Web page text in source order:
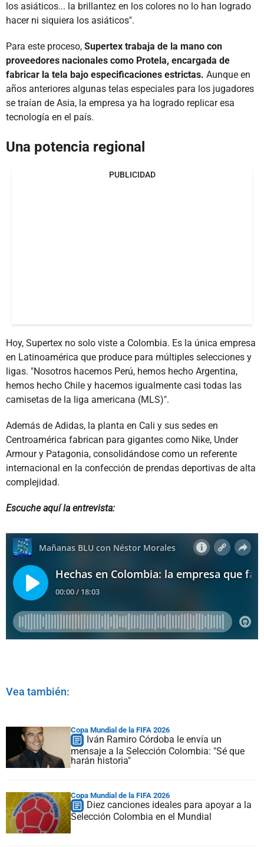
los asiáticos... la brillantez en los colores no lo han logrado
hacer ni siquiera los asiáticos".
Para este proceso, Supertex trabaja de la mano con
proveedores nacionales como Protela, encargada de
fabricar la tela bajo especificaciones estrictas. Aunque en
años anteriores algunas telas especiales para los jugadores
se traían de Asia, la empresa ya ha logrado replicar esa
tecnología en el país.
Una potencia regional
PUBLICIDAD
Hoy, Supertex no solo viste a Colombia. Es la única empresa
en Latinoamérica que produce para múltiples selecciones y
ligas. "Nosotros hacemos Perú, hemos hecho Argentina,
hemos hecho Chile y hacemos igualmente casi todas las
camisetas de la liga americana (MLS)".
Además de Adidas, la planta en Cali y sus sedes en
Centroamérica fabrican para gigantes como Nike, Under
Armour y Patagonia, consolidándose como un referente
internacional en la confección de prendas deportivas de alta
complejidad.
Escuche aquí la entrevista:
Vea también:
Copa Mundial de la FIFA 2026
Iván Ramiro Córdoba le envía un
mensaje a la Selección Colombia: "Sé que
harán historia"
Copa Mundial de la FIFA 2026
Diez canciones ideales para apoyar a la
Selección Colombia en el Mundial